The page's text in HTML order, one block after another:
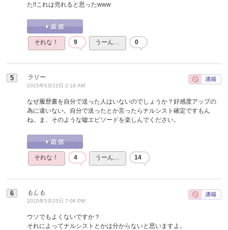
た!!これは売れると思ったwww
それな！ 9 うーん… 0
ラリー
2015年5月22日 2:16 AM
なぜ履歴書を自分で送った人はいないのでしょうか？好感度アップの
為に違いない。自分で送ったとか言ったらナルシスト確定ですもん
ね。ま、そのような嘘エピソードを楽しんでください。
それな！ 4 うーん… 14
もしも
2015年5月25日 7:06 PM
ウソでもよくないですか？
それによってナルシストとかは分からないと思いますよ。